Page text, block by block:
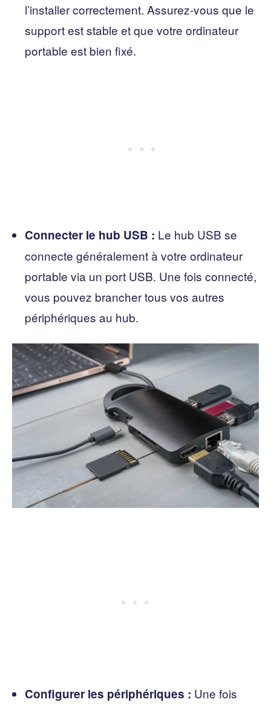
l’installer correctement. Assurez-vous que le
support est stable et que votre ordinateur
portable est bien fixé.
Connecter le hub USB : Le hub USB se
connecte généralement à votre ordinateur
portable via un port USB. Une fois connecté,
vous pouvez brancher tous vos autres
périphériques au hub.
Configurer les périphériques : Une fois